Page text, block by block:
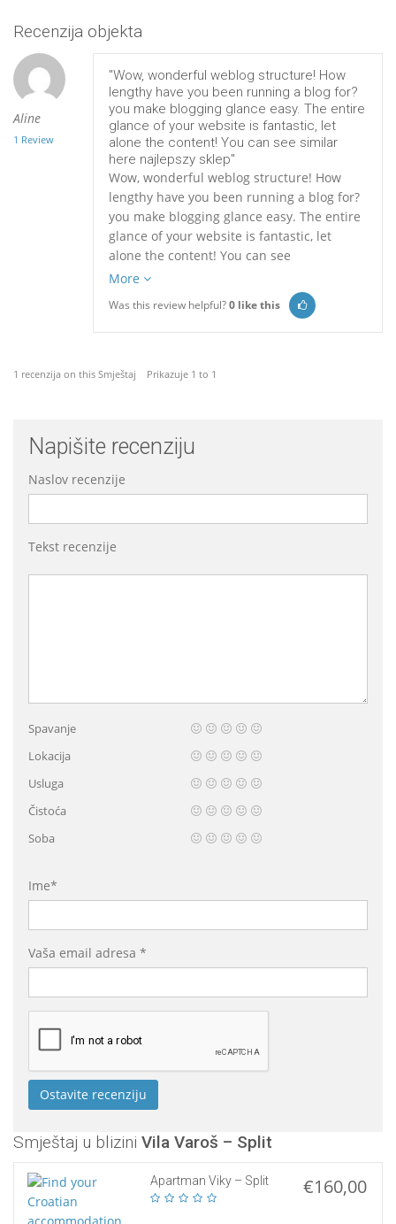
Recenzija objekta
Aline
1 Review
"Wow, wonderful weblog structure! How
lengthy have you been running a blog for?
you make blogging glance easy. The entire
glance of your website is fantastic, let
alone the content! You can see similar
here najlepszy sklep"
Wow, wonderful weblog structure! How
lengthy have you been running a blog for?
you make blogging glance easy. The entire
glance of your website is fantastic, let
alone the content! You can see
More
Was this review helpful?0like this
1 recenzija on this Smještaj Prikazuje 1 to 1
Napišite recenziju
Naslov recenzije
Tekst recenzije
Spavanje
Lokacija
Usluga
Čistoća
Soba
Ime*
Vaša email adresa *
Smještaj u blizini Vila Varoš – Split
Apartman Viky – Split €160,00